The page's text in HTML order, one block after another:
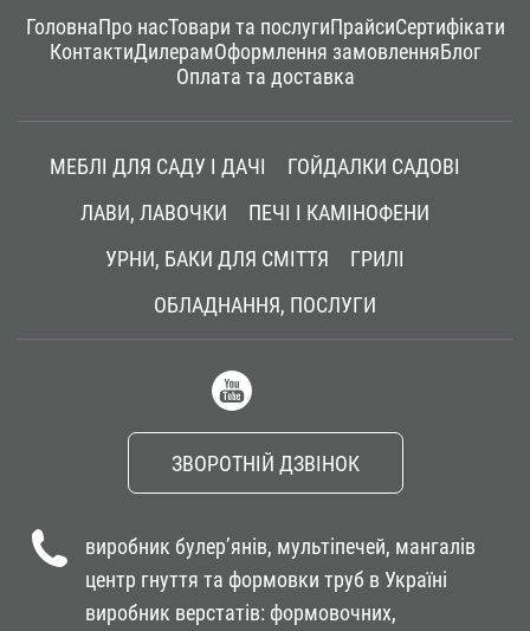
Footer
menu
ГоловнаПро насТовари та послугиПрайсиСертифікати
КонтактиДилерамОформлення замовленняБлог
Оплата та доставка
navigation
МЕБЛІ ДЛЯ САДУ І ДАЧІ
ГОЙДАЛКИ САДОВІ
ЛАВИ, ЛАВОЧКИ
ПЕЧІ І КАМІНОФЕНИ
УРНИ, БАКИ ДЛЯ СМІТТЯ
ГРИЛІ
ОБЛАДНАННЯ, ПОСЛУГИ
ЗВОРОТНІЙ ДЗВІНОК
виробник булер’янів, мультіпечей, мангалів
центр гнуття та формовки труб в Україні
виробник верстатів: формовочних,